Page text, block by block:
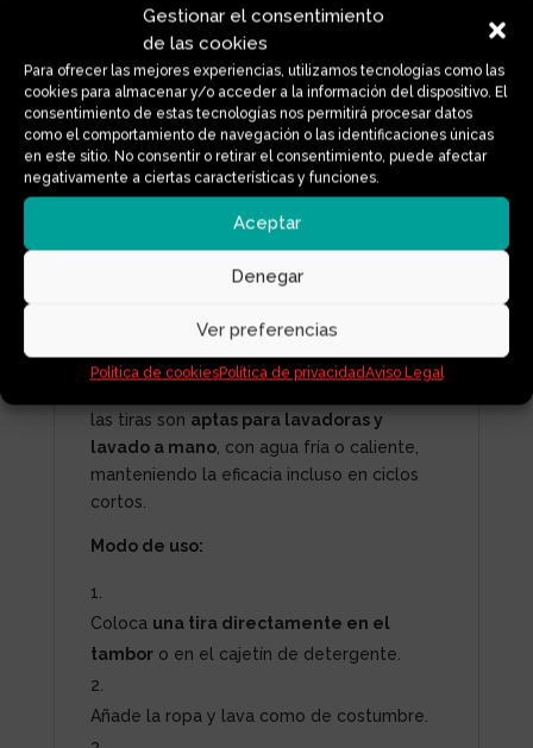
Gestionar el consentimiento
de las cookies
Para ofrecer las mejores experiencias, utilizamos tecnologías como las
cookies para almacenar y/o acceder a la información del dispositivo. El
consentimiento de estas tecnologías nos permitirá procesar datos
como el comportamiento de navegación o las identificaciones únicas
en este sitio. No consentir o retirar el consentimiento, puede afectar
negativamente a ciertas características y funciones.
Aceptar
Denegar
Ver preferencias
Política de cookiesPolítica de privacidadAviso Legal
completamente en agua, liberando una
fórmula concentrada que elimina la
suciedad y deja la ropa limpia y fresca, sin
necesidad de envases voluminosos ni
residuos plásticos.
tres versiones
sin aroma— para adaptarse a tus
tienes pieles sensibles o buscas un lavado
las tiras son aptas para lavadoras y
lavado a mano, con agua fría o caliente,
manteniendo la eficacia incluso en ciclos
cortos.
Modo de uso:
Coloca una tira directamente en el
tamboro en el cajetín de detergente.
Añade la ropa y lava como de costumbre.